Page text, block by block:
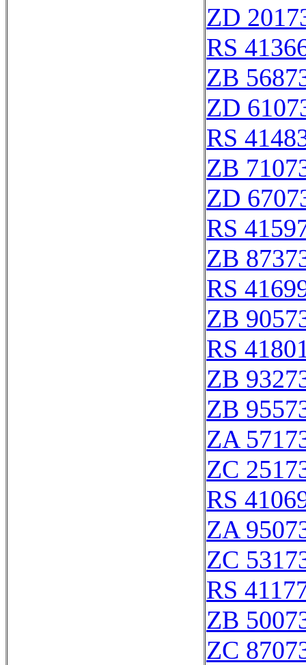
ZD
RS
ZB
ZD
RS
ZB
ZD
RS
ZB
RS
ZB
RS
ZB
ZB
ZA
ZC
RS
ZA
ZC
RS
ZB
ZC